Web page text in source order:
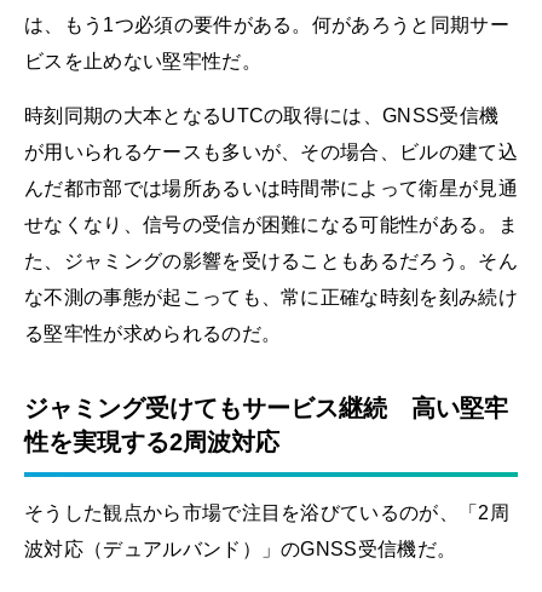
は、もう1つ必須の要件がある。何があろうと同期サー
ビスを止めない堅牢性だ。
時刻同期の大本となるUTCの取得には、GNSS受信機
が用いられるケースも多いが、その場合、ビルの建て込
んだ都市部では場所あるいは時間帯によって衛星が見通
せなくなり、信号の受信が困難になる可能性がある。ま
た、ジャミングの影響を受けることもあるだろう。そん
な不測の事態が起こっても、常に正確な時刻を刻み続け
る堅牢性が求められるのだ。
ジャミング受けてもサービス継続 高い堅牢
性を実現する2周波対応
そうした観点から市場で注目を浴びているのが、「2周
波対応（デュアルバンド）」のGNSS受信機だ。